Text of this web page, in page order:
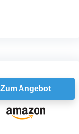
Zum Angebot